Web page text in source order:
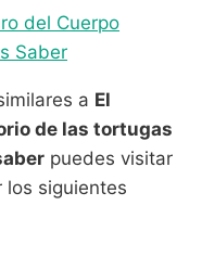
del Cuerpo
Saber
a El
de las tortugas
puedes visitar
los siguientes